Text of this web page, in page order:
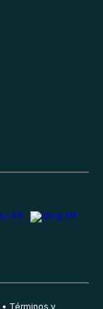
Términos y